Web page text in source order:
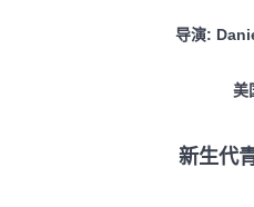
导演:
美
新生代